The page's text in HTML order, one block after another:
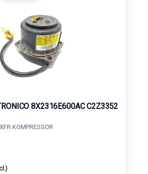
8X2316E600AC C2Z3352
KOMPRESSOR